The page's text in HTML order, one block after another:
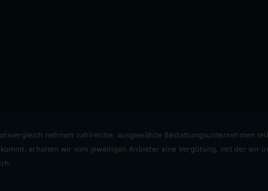
nehmen zahlreiche, ausgewählte Bestattungsunternehmen
erhalten wir vom jeweiligen Anbieter eine Vergütung, mit der wir